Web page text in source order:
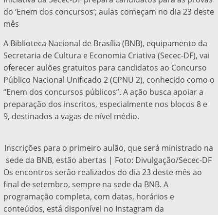
do ‘Enem dos concursos’; aulas começam no dia 23 deste
mês
A Biblioteca Nacional de Brasília (BNB), equipamento da
Secretaria de Cultura e Economia Criativa (Secec-DF), vai
oferecer aulões gratuitos para candidatos ao Concurso
Público Nacional Unificado 2 (CPNU 2), conhecido como o
“Enem dos concursos públicos”. A ação busca apoiar a
preparação dos inscritos, especialmente nos blocos 8 e
9, destinados a vagas de nível médio.
Inscrições para o primeiro aulão, que será ministrado na
sede da BNB, estão abertas | Foto: Divulgação/Secec-DF
Os encontros serão realizados do dia 23 deste mês ao
final de setembro, sempre na sede da BNB. A
programação completa, com datas, horários e
conteúdos, está disponível no Instagram da